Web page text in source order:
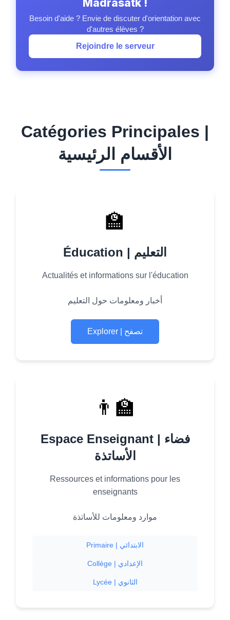
Madrasatk !
Besoin d'aide ? Envie de discuter d'orientation avec
d'autres élèves ?
Rejoindre le serveur
Catégories Principales |
الأقسام الرئيسية
🏫
Éducation | التعليم
Actualités et informations sur l'éducation
أخبار ومعلومات حول التعليم
Explorer | تصفح
👨‍🏫
Espace Enseignant | فضاء
الأساتذة
Ressources et informations pour les
enseignants
موارد ومعلومات للأساتذة
Primaire | الابتدائي
Collège | الإعدادي
Lycée | الثانوي